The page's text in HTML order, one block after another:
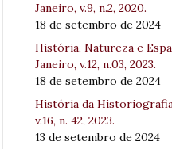
Janeiro, v.9, n.2, 2020.
18 de setembro de 2024
História, Natureza e
Janeiro, v.12, n.03, 2023.
18 de setembro de 2024
História da
v.16, n. 42, 2023.
13 de setembro de 2024